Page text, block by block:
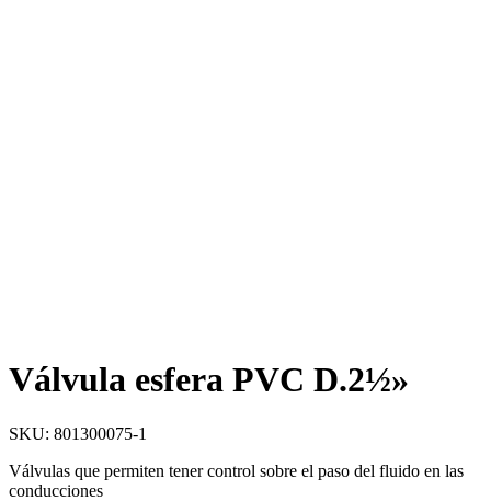
Válvula esfera PVC D.2½»
SKU: 801300075-1
Válvulas que permiten tener control sobre el paso del fluido en las
conducciones